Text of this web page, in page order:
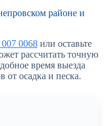
районе и
0068или оставьте
рассчитать точную
время выезда
от осадка и песка.